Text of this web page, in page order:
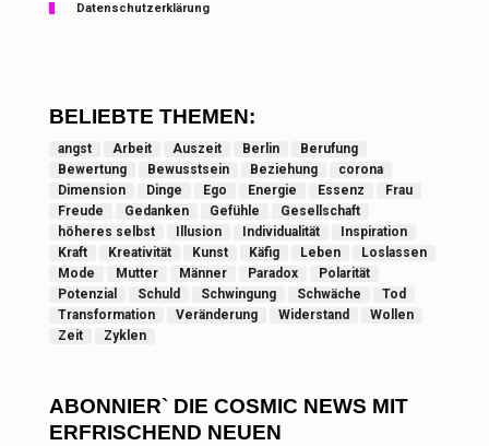
Datenschutzerklärung
BELIEBTE THEMEN:
angst Arbeit Auszeit Berlin
Berufung
Bewertung
Bewusstsein Beziehung
corona
Dimension
Dinge Ego Energie Essenz
Frau
Freude
Gedanken Gefühle
Gesellschaft
höheres selbst
Illusion Individualität
Inspiration
Kraft
Kreativität Kunst Käfig Leben
Loslassen
Mode
Mutter Männer Paradox
Polarität
Potenzial
Schuld Schwingung Schwäche
Tod
Transformation
Veränderung Widerstand
Wollen
Zeit
Zyklen
ABONNIER` DIE COSMIC NEWS MIT
ERFRISCHEND NEUEN